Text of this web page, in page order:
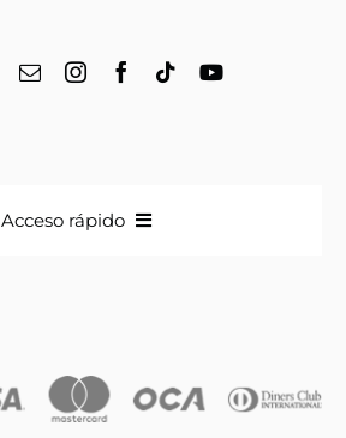
Acceso rápido
Iniciales